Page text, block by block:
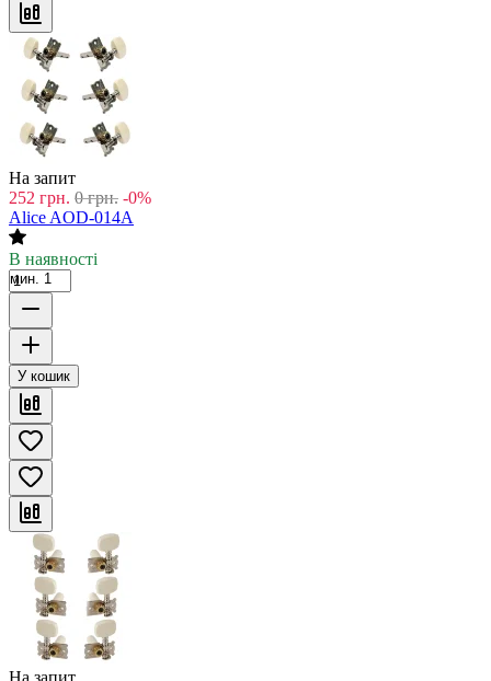
На запит
252 грн. 0 грн. -0%
Alice AOD-014A
В наявності
мин. 1
У кошик